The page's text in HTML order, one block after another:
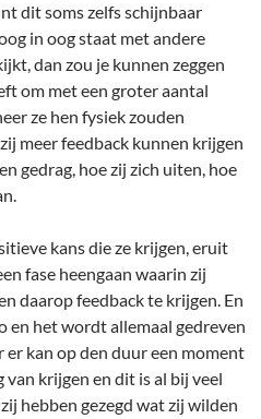
dit soms zelfs schijnbaar
in oog staat met andere
dan zou je kunnen zeggen
om met een groter aantal
ze hen fysiek zouden
meer feedback kunnen krijgen
gedrag, hoe zij zich uiten, hoe
kans die ze krijgen, eruit
fase heengaan waarin zij
daarop feedback te krijgen. En
en het wordt allemaal gedreven
er kan op den duur een moment
van krijgen en dit is al bij veel
hebben gezegd wat zij wilden